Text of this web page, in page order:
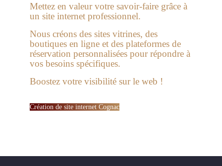
Mettez en valeur votre savoir-faire grâce à
un site internet professionnel.
Nous créons des sites vitrines, des
boutiques en ligne et des plateformes de
réservation personnalisées pour répondre à
vos besoins spécifiques.
Boostez votre visibilité sur le web !
Création de site internet Cognac